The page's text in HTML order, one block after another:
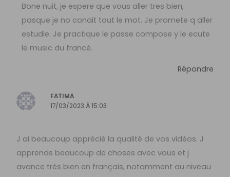
Bone nuit, je espere que vous aller tres bien,
pasque je no conait tout le mot. Je promete q aller
estudie. Je practique le passe compose y le ecute
le music du francé.
Répondre
FATIMA
17/03/2023 À 15:03
J ai beaucoup apprécié la qualité de vos vidéos. J
apprends beaucoup de choses avec vous et j
avance très bien en français, notamment au niveau